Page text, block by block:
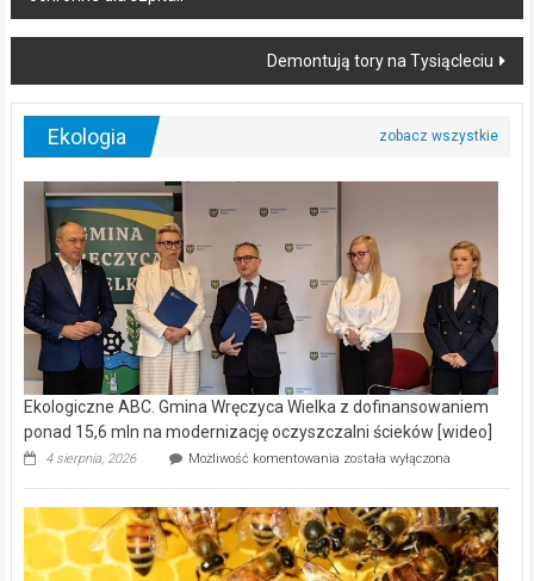
navigation
Demontują tory na Tysiącleciu
Ekologia
Ekologiczne ABC. Gmina Wręczyca Wielka z dofinansowaniem
ponad 15,6 mln na modernizację oczyszczalni ścieków [wideo]
4 sierpnia, 2026 Możliwość komentowania Ekologiczne
Wręczyca
Wielka
z
dofinansowaniem
została wyłączona